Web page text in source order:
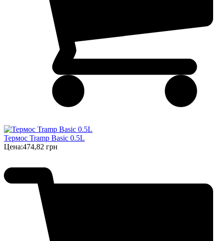
Термос Tramp Basic 0.5L
Цена:474,82 грн